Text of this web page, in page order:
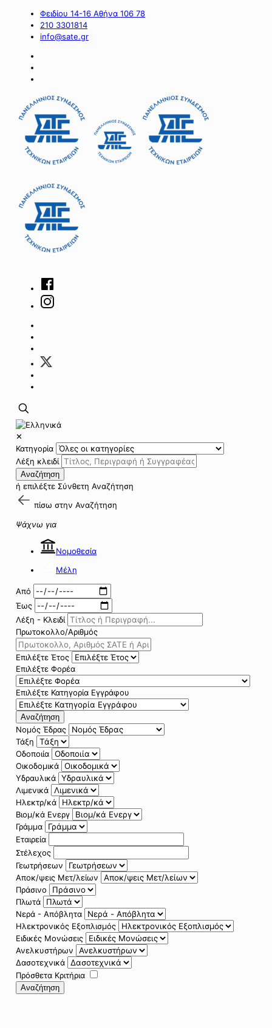
Φειδίου 14-16 Αθήνα 106 78
210 3301814
info@sate.gr
✕
Κατηγορία
Λέξη κλειδί
Αναζήτηση
ή επιλέξτε Σύνθετη Αναζήτηση
πίσω στην Αναζήτηση
Ψάχνω για
Νομοθεσία
Μέλη
Από
Έως
Λέξη - Κλειδί
Πρωτοκολλο/Αριθμός
Επιλέξτε Έτος
Επιλέξτε Φορέα
Επιλέξτε Κατηγορία Εγγράφου
Αναζήτηση
Νομός Έδρας
Τάξη
Οδοποιία
Οικοδομικά
Υδραυλικά
Λιμενικά
Ηλεκτρ/κά
Βιομ/κά Ενεργ
Γράμμα
Εταιρεία
Στέλεχος
Γεωτρήσεων
Αποκ/ψεις Μετ/λείων
Πράσινο
Πλωτά
Νερά - Απόβλητα
Ηλεκτρονικός Εξοπλισμός
Ειδικές Μονώσεις
Ανελκυστήρων
Δασοτεχνικά
Πρόσθετα Κριτήρια
Αναζήτηση